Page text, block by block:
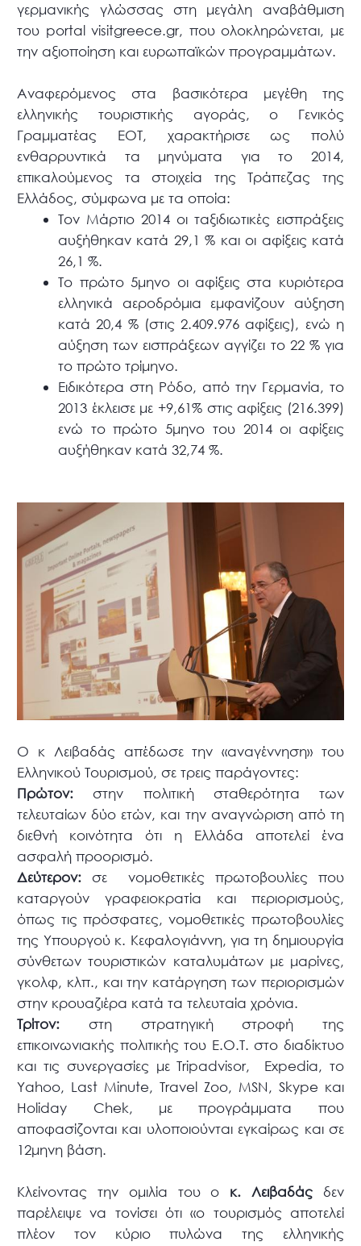
γερμανικής γλώσσας στη μεγάλη αναβάθμιση
του portal visitgreece.gr, που ολοκληρώνεται, με
την αξιοποίηση και ευρωπαϊκών προγραμμάτων.
Αναφερόμενος στα βασικότερα μεγέθη της
ελληνικής τουριστικής αγοράς, ο Γενικός
Γραμματέας ΕΟΤ, χαρακτήρισε ως πολύ
ενθαρρυντικά τα μηνύματα για το 2014,
επικαλούμενος τα στοιχεία της Τράπεζας της
Ελλάδος, σύμφωνα με τα οποία:
Τον Μάρτιο 2014 οι ταξιδιωτικές εισπράξεις
αυξήθηκαν κατά 29,1 % και οι αφίξεις κατά
26,1 %.
Tο πρώτο 5μηνο οι αφίξεις στα κυριότερα
ελληνικά αεροδρόμια εμφανίζουν αύξηση
κατά 20,4 % (στις 2.409.976 αφίξεις), ενώ η
αύξηση των εισπράξεων αγγίζει το 22 % για
το πρώτο τρίμηνο.
Ειδικότερα στη Ρόδο, από την Γερμανία, το
2013 έκλεισε με +9,61% στις αφίξεις (216.399)
ενώ το πρώτο 5μηνο του 2014 οι αφίξεις
αυξήθηκαν κατά 32,74 %.
Ο κ Λειβαδάς απέδωσε την «αναγέννηση» του
Ελληνικού Τουρισμού, σε τρεις παράγοντες:
Πρώτον: στην πολιτική σταθερότητα των
τελευταίων δύο ετών, και την αναγνώριση από τη
διεθνή κοινότητα ότι η Ελλάδα αποτελεί ένα
ασφαλή προορισμό.
Δεύτερον: σε νομοθετικές πρωτοβουλίες που
καταργούν γραφειοκρατία και περιορισμούς,
όπως τις πρόσφατες, νομοθετικές πρωτοβουλίες
της Υπουργού κ. Κεφαλογιάννη, για τη δημιουργία
σύνθετων τουριστικών καταλυμάτων με μαρίνες,
γκολφ, κλπ., και την κατάργηση των περιορισμών
στην κρουαζιέρα κατά τα τελευταία χρόνια.
Τρίτον: στη στρατηγική στροφή της
επικοινωνιακής πολιτικής του Ε.Ο.Τ. στο διαδίκτυο
και τις συνεργασίες με Tripadvisor, Expedia, το
Yahoo, Last Minute, Travel Zoo, MSN, Skype και
Holiday Chek, με προγράμματα που
αποφασίζονται και υλοποιούνται εγκαίρως και σε
12μηνη βάση.
Κλείνοντας την ομιλία του ο κ. Λειβαδάς δεν
παρέλειψε να τονίσει ότι «ο τουρισμός αποτελεί
πλέον τον κύριο πυλώνα της ελληνικής